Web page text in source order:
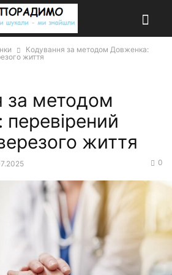
Кодування за методом Довженка:
життя
за методом
життя
0